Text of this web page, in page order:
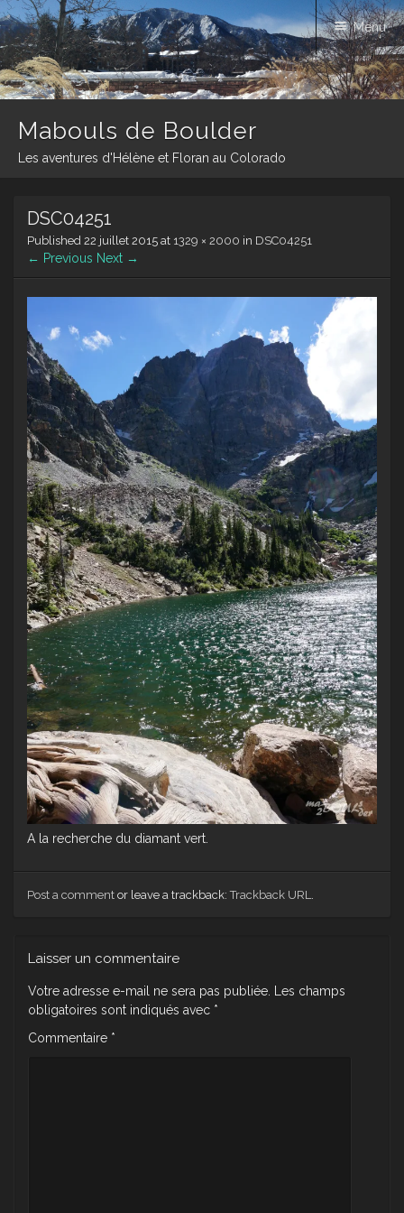
Mabouls de Boulder
Les aventures d'Hélène et Floran au Colorado
Menu
content
DSC04251
Published 22 juillet 2015 at 1329 × 2000 in DSC04251
← Previous Next →
A la recherche du diamant vert.
Post a comment or leave a trackback:Trackback URL
Laisser un commentaire
Votre adresse e-mail ne sera pas publiée.
Les champs
obligatoires sont indiqués avec *
Commentaire *